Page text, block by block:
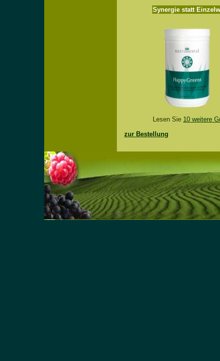
Synergie statt
Lesen Sie 10 weitere
zur Bestellung